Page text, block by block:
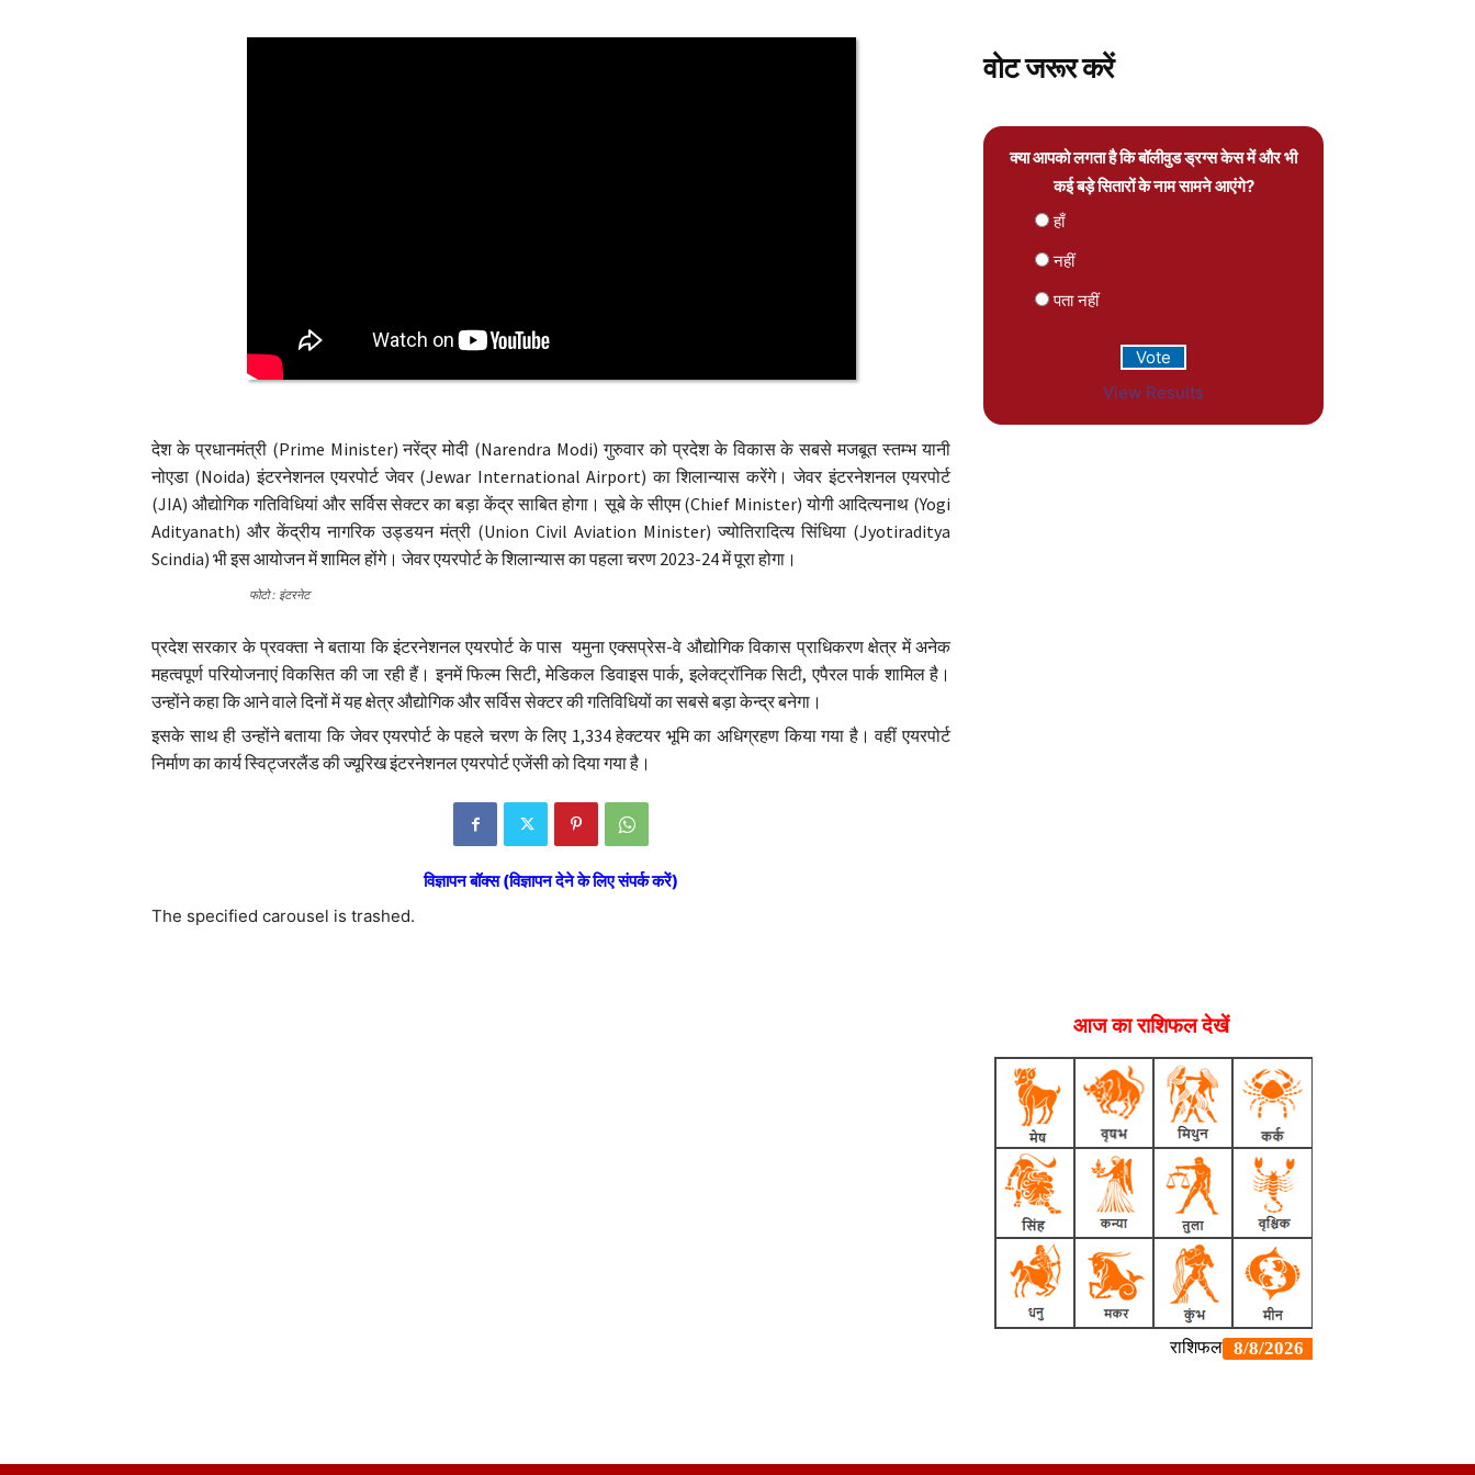
देश के प्रधानमंत्री (Prime Minister) नरेंद्र मोदी (Narendra Modi) गुरुवार को प्रदेश के विकास के सबसे मजबूत स्तम्भ यानी
नोएडा (Noida) इंटरनेशनल एयरपोर्ट जेवर (Jewar International Airport) का शिलान्यास करेंगे। जेवर इंटरनेशनल एयरपोर्ट
(JIA) औद्योगिक गतिविधियां और सर्विस सेक्टर का बड़ा केंद्र साबित होगा। सूबे के सीएम (Chief Minister) योगी आदित्यनाथ (Yogi
Adityanath) और केंद्रीय नागरिक उड्डयन मंत्री (Union Civil Aviation Minister) ज्योतिरादित्य सिंधिया (Jyotiraditya
Scindia) भी इस आयोजन में शामिल होंगे। जेवर एयरपोर्ट के शिलान्यास का पहला चरण 2023-24 में पूरा होगा।
फोटो : इंटरनेट
प्रदेश सरकार के प्रवक्ता ने बताया कि इंटरनेशनल एयरपोर्ट के पास यमुना एक्सप्रेस-वे औद्योगिक विकास प्राधिकरण क्षेत्र में अनेक
महत्वपूर्ण परियोजनाएं विकसित की जा रही हैं। इनमें फिल्म सिटी, मेडिकल डिवाइस पार्क, इलेक्ट्रॉनिक सिटी, एपैरल पार्क शामिल है।
उन्होंने कहा कि आने वाले दिनों में यह क्षेत्र औद्योगिक और सर्विस सेक्टर की गतिविधियों का सबसे बड़ा केन्द्र बनेगा।
इसके साथ ही उन्होंने बताया कि जेवर एयरपोर्ट के पहले चरण के लिए 1,334 हेक्टयर भूमि का अधिग्रहण किया गया है। वहीं एयरपोर्ट
निर्माण का कार्य स्विट्जरलैंड की ज्यूरिख इंटरनेशनल एयरपोर्ट एजेंसी को दिया गया है।
विज्ञापन बॉक्स (विज्ञापन देने के लिए संपर्क करें)
The specified carousel is trashed.
वोट जरूर करें
क्या आपको लगता है कि बॉलीवुड ड्रग्स केस में और भी
कई बड़े सितारों के नाम सामने आएंगे?
हाँ
नहीं
पता नहीं
View Results
आज का राशिफल देखें